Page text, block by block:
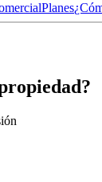
Planes